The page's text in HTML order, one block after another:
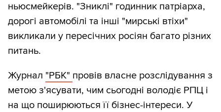
ньюсмейкерів. "Зниклі" годинник патріарха,
дорогі автомобілі та інші "мирські втіхи"
викликали у пересічних росіян багато різних
питань.
Журнал "РБК" провів власне розслідування з
метою з'ясувати, чим сьогодні володіє РПЦ і
на що поширюються її бізнес-інтереси. У